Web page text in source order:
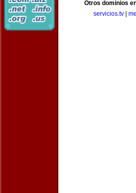
Otros dominios
servicios.tv|